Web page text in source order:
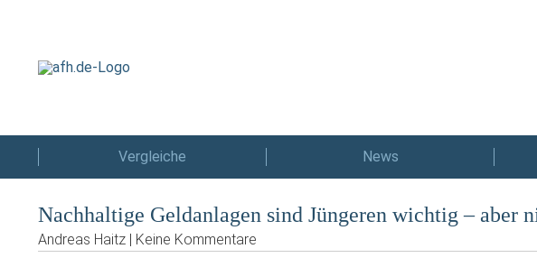
Vergleiche News
Nachhaltige Geldanlagen sind Jüngeren wichtig – aber
Andreas Haitz | Keine Kommentare